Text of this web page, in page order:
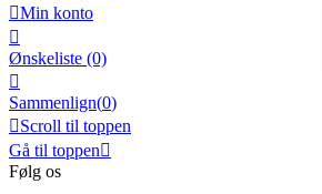
Min konto

Ønskeliste (0)

Sammenlign(0)
Scroll til toppen
Gå til toppen
Følg os